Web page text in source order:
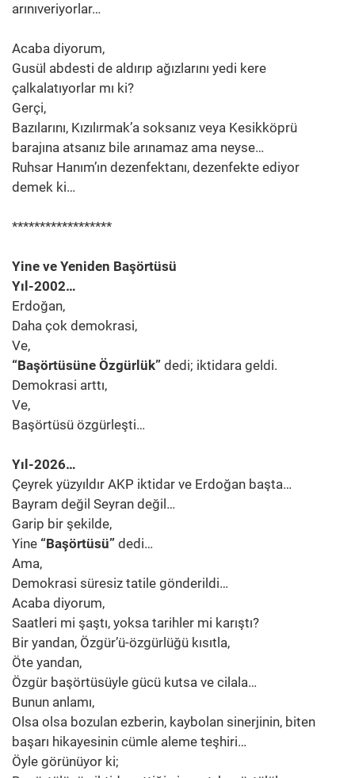
arınıveriyorlar…
Acaba diyorum,
Gusül abdesti de aldırıp ağızlarını yedi kere
çalkalatıyorlar mı ki?
Gerçi,
Bazılarını, Kızılırmak’a soksanız veya Kesikköprü
barajına atsanız bile arınamaz ama neyse…
Ruhsar Hanım’ın dezenfektanı, dezenfekte ediyor
demek ki…
******************
Yine ve Yeniden Başörtüsü
Yıl-2002…
Erdoğan,
Daha çok demokrasi,
Ve,
“Başörtüsüne Özgürlük” dedi; iktidara geldi.
Demokrasi arttı,
Ve,
Başörtüsü özgürleşti…
Yıl-2026…
Çeyrek yüzyıldır AKP iktidar ve Erdoğan başta…
Bayram değil Seyran değil…
Garip bir şekilde,
Yine “Başörtüsü” dedi…
Ama,
Demokrasi süresiz tatile gönderildi…
Acaba diyorum,
Saatleri mi şaştı, yoksa tarihler mi karıştı?
Bir yandan, Özgür’ü-özgürlüğü kısıtla,
Öte yandan,
Özgür başörtüsüyle gücü kutsa ve cilala…
Bunun anlamı,
Olsa olsa bozulan ezberin, kaybolan sinerjinin, biten
başarı hikayesinin cümle aleme teşhiri…
Öyle görünüyor ki;